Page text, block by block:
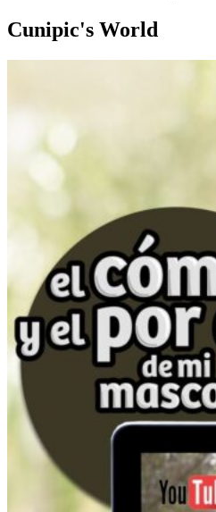
Cunipic's World